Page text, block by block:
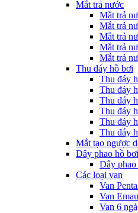
Mắt trả nước
Mắt trả
Mắt trả
Mắt trả
Mắt trả
Mắt trả
Thu đáy hồ bơi
Thu đáy
Thu đáy
Thu đáy
Thu đáy
Thu đáy
Thu đáy
Mắt tạo ngược
Dây phao hồ bơi
Dây
Các loại van
Van
Van
Van 6 ngả